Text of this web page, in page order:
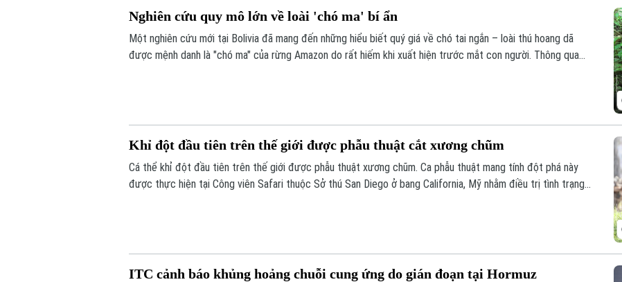
Nghiên cứu quy mô lớn về loài 'chó ma' bí ẩn
Một nghiên cứu mới tại Bolivia đã mang đến những hiểu biết quý giá về chó tai ngắn – loài thú hoang dã
được mệnh danh là "chó ma" của rừng Amazon do rất hiếm khi xuất hiện trước mắt con người. Thông qua
Khỉ đột đầu tiên trên thế giới được phẫu thuật cắt xương chũm
Cá thể khỉ đột đầu tiên trên thế giới được phẫu thuật xương chũm. Ca phẫu thuật mang tính đột phá này
được thực hiện tại Công viên Safari thuộc Sở thú San Diego ở bang California, Mỹ nhằm điều trị tình trạng
ITC cảnh báo khủng hoảng chuỗi cung ứng do gián đoạn tại Hormuz